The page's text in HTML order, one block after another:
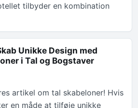
tilbyder en kombination
Unikke Design med
i Tal og Bogstaver
artikel om tal skabeloner! Hvis
en måde at tilføje unikke